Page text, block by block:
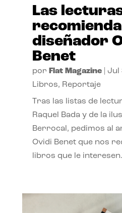
Las
diseñador
Benet
por Flat Magazine| Jul
Libros, Reportaje
Tras las listas de
Raquel Bada y de la
Berrocal, pedimos al
Ovidi Benet que nos
libros que le interesen.